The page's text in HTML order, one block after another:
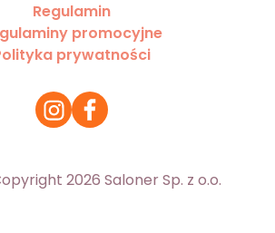
Regulamin
promocyjne
prywatności
2026 Saloner Sp. z o.o.